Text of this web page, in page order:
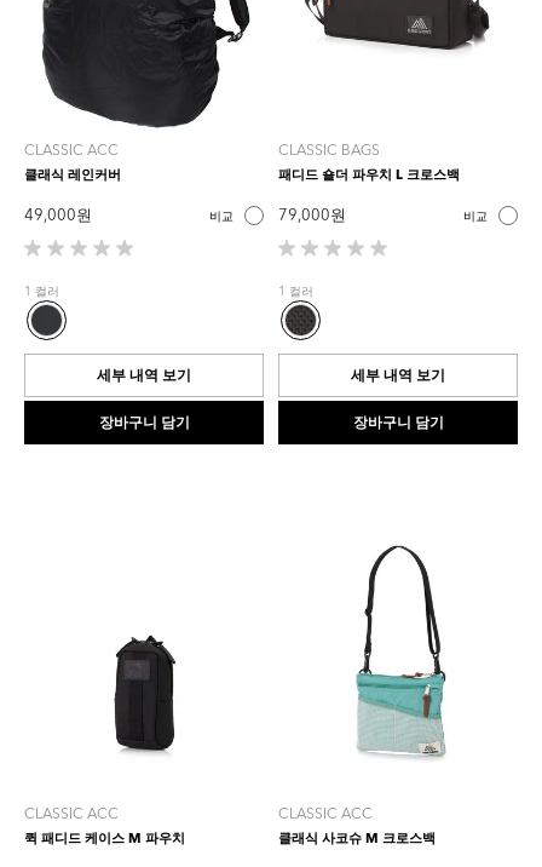
CLASSIC ACC
클래식 레인커버
49,000 원 비교
별
5
개
중
0.0
입
다.
1 컬러
세부 내역 보기
장바구니 담기
CLASSIC BAGS
패디드 숄더 파우치 L 크로스백
79,000 원 비교
별
5
개
중
0.0
입
다.
1 컬러
세부 내역 보기
장바구니 담기
CLASSIC ACC
퀵 패디드 케이스 M 파우치
CLASSIC ACC
클래식 사코슈 M 크로스백